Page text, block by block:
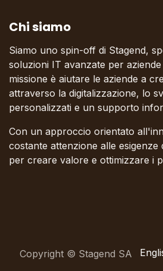
Chi siamo
Siamo uno spin-off di Stagend,
soluzioni IT avanzate per
missione è aiutare le aziende a
attraverso la digitalizzazione, lo
personalizzati e un supporto
Con un approccio orientato
costante attenzione alle esigenze
per creare valore e ottimizzare i
Copyright © Stagend SA